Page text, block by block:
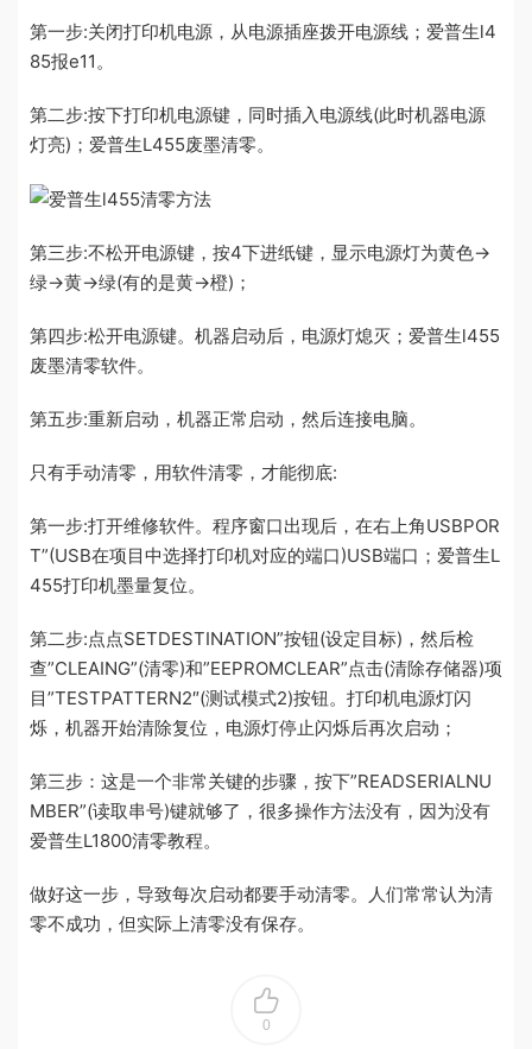
第一步:关闭打印机电源，从电源插座拨开电源线；爱普生l4
85报e11。
第二步:按下打印机电源键，同时插入电源线(此时机器电源
灯亮)；爱普生L455废墨清零。
第三步:不松开电源键，按4下进纸键，显示电源灯为黄色→
绿→黄→绿(有的是黄→橙)；
第四步:松开电源键。机器启动后，电源灯熄灭；爱普生l455
废墨清零软件。
第五步:重新启动，机器正常启动，然后连接电脑。
只有手动清零，用软件清零，才能彻底:
第一步:打开维修软件。程序窗口出现后，在右上角USBPOR
T”(USB在项目中选择打印机对应的端口)USB端口；爱普生L
455打印机墨量复位。
第二步:点点SETDESTINATION”按钮(设定目标)，然后检
查”CLEAING”(清零)和”EEPROMCLEAR”点击(清除存储器)项
目”TESTPATTERN2″(测试模式2)按钮。打印机电源灯闪
烁，机器开始清除复位，电源灯停止闪烁后再次启动；
第三步：这是一个非常关键的步骤，按下”READSERIALNU
MBER”(读取串号)键就够了，很多操作方法没有，因为没有
爱普生L1800清零教程。
做好这一步，导致每次启动都要手动清零。人们常常认为清
零不成功，但实际上清零没有保存。
0